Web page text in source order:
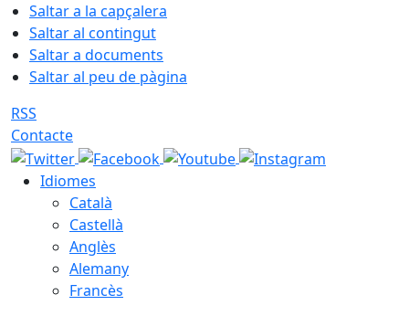
Saltar a la capçalera
Saltar al contingut
Saltar a documents
Saltar al peu de pàgina
RSS
Contacte
Idiomes
Català
Castellà
Anglès
Alemany
Francès